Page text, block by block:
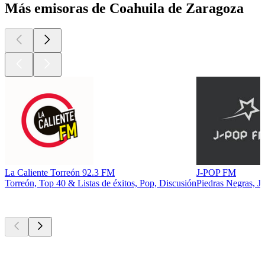
Más emisoras de Coahuila de Zaragoza
La Caliente Torreón 92.3 FM
Torreón, Top 40 & Listas de éxitos, Pop, Discusión
J-POP FM
Piedras Negras,